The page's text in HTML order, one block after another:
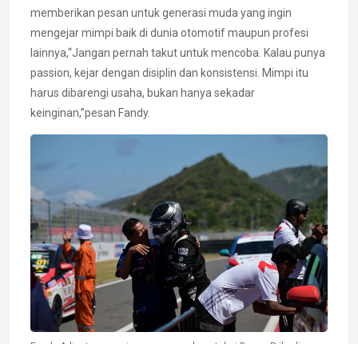
memberikan pesan untuk generasi muda yang ingin
mengejar mimpi baik di dunia otomotif maupun profesi
lainnya,“Jangan pernah takut untuk mencoba. Kalau punya
passion, kejar dengan disiplin dan konsistensi. Mimpi itu
harus dibarengi usaha, bukan hanya sekadar
keinginan,”pesan Fandy.